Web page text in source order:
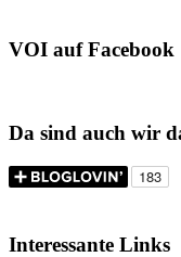
VOI auf Facebook
Da sind auch wir
Interessante Links